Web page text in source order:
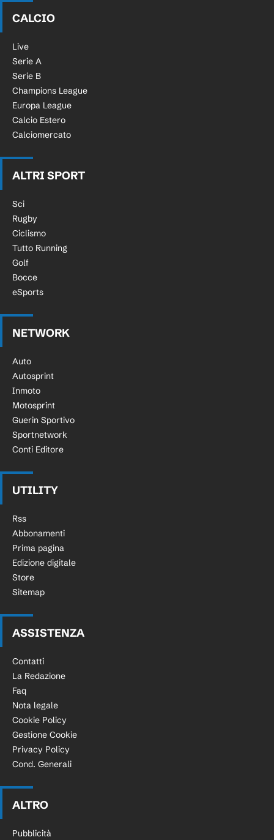
CALCIO
Live
Serie A
Serie B
Champions League
Europa League
Calcio Estero
Calciomercato
ALTRI SPORT
Sci
Rugby
Ciclismo
Tutto Running
Golf
Bocce
eSports
NETWORK
Auto
Autosprint
Inmoto
Motosprint
Guerin Sportivo
Sportnetwork
Conti Editore
UTILITY
Rss
Abbonamenti
Prima pagina
Edizione digitale
Store
Sitemap
ASSISTENZA
Contatti
La Redazione
Faq
Nota legale
Cookie Policy
Gestione Cookie
Privacy Policy
Cond. Generali
ALTRO
Pubblicità